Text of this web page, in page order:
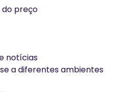
do preço
notícias
a diferentes ambientes